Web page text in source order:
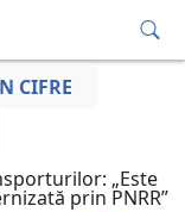
CIFRE
„Este
prin PNRR”